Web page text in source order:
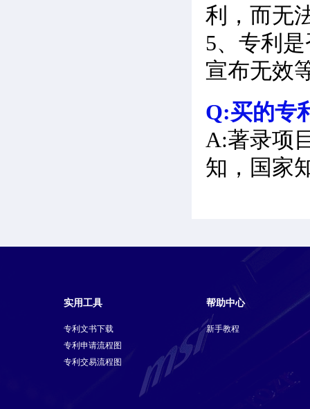
利，而无
5、专利
宣布无效
Q:买的专
A:著录项
知，国家
实用工具
专利文书下载
专利申请流程图
专利交易流程图
帮助中心
新手教程